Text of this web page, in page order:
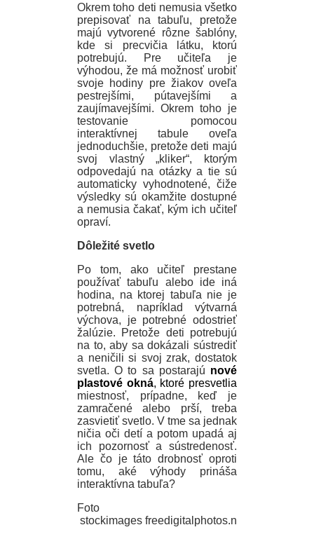
Okrem toho deti nemusia všetko
prepisovať na tabuľu, pretože
majú vytvorené rôzne šablóny,
kde si precvičia látku, ktorú
potrebujú. Pre učiteľa je
výhodou, že má možnosť urobiť
svoje hodiny pre žiakov oveľa
pestrejšími, pútavejšími a
zaujímavejšími. Okrem toho je
testovanie pomocou
interaktívnej tabule oveľa
jednoduchšie, pretože deti majú
svoj vlastný „kliker“, ktorým
odpovedajú na otázky a tie sú
automaticky vyhodnotené, čiže
výsledky sú okamžite dostupné
a nemusia čakať, kým ich učiteľ
opraví.
Dôležité svetlo
Po tom, ako učiteľ prestane
používať tabuľu alebo ide iná
hodina, na ktorej tabuľa nie je
potrebná, napríklad výtvarná
výchova, je potrebné odostrieť
žalúzie. Pretože deti potrebujú
na to, aby sa dokázali sústrediť
a neničili si svoj zrak, dostatok
svetla. O to sa postarajú nové
plastové okná, ktoré presvetlia
miestnosť, prípadne, keď je
zamračené alebo prší, treba
zasvietiť svetlo. V tme sa jednak
ničia oči detí a potom upadá aj
ich pozornosť a sústredenosť.
Ale čo je táto drobnosť oproti
tomu, aké výhody prináša
interaktívna tabuľa?
Foto
stockimages freedigitalphotos.net